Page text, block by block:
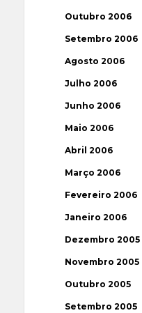
Outubro 2006
Setembro 2006
Agosto 2006
Julho 2006
Junho 2006
Maio 2006
Abril 2006
Março 2006
Fevereiro 2006
Janeiro 2006
Dezembro 2005
Novembro 2005
Outubro 2005
Setembro 2005